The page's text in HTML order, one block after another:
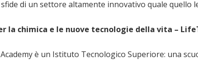
di un settore altamente innovativo quale quello
la chimica e le nuove tecnologie della vita –
è un Istituto Tecnologico Superiore: una